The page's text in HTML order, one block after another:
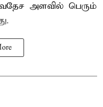
அளவில் பெரும்